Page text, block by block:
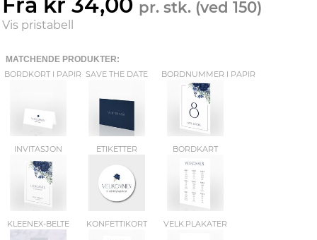
Fra kr 34,00 pr. stk. (ved 150)
Vis pristabell
MATCHENDE PRODUKTER:
BORDKORT I PAPIR SAVE THE DATE BORDNUMMER I PAPIR
INVITASJON ETIKETTER BORDKART
KLEENEX-BELTE KONFETTIKORT VELK.PLAKATER